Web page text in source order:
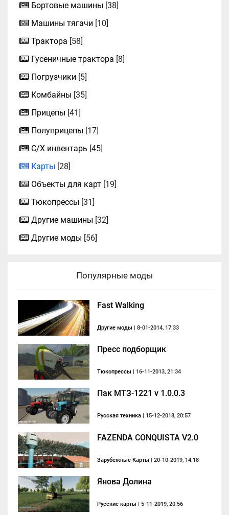
Бортовые машины [38]
Машины тягачи [10]
Трактора [58]
Гусеничные трактора [8]
Погрузчики [5]
Комбайны [35]
Прицепы [41]
Полуприцепы [17]
С/Х инвентарь [45]
Карты [28]
Объекты для карт [19]
Тюкопрессы [31]
Другие машины [32]
Другие моды [56]
Популярные моды
Fast Walking
Другие моды | 8-01-2014, 17:33
Пресс подборщик
Тюкопрессы | 16-11-2013, 21:34
Пак МТЗ-1221 v 1.0.0.3
Русская техника | 15-12-2018, 20:57
FAZENDA CONQUISTA V2.0
Зарубежные Карты | 20-10-2019, 14:18
Янова Долина
Русские карты | 5-11-2019, 20:56